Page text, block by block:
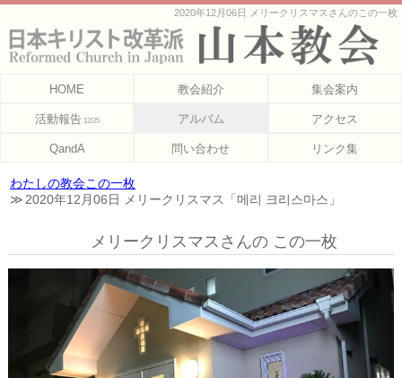
2020年12月06日 メリークリスマスさんのこの一枚
HOME 教会紹介 集会案内
活動報告 12/25 アルバム アクセス
QandA 問い合わせ リンク集
わたしの教会この一枚
2020年12月06日 メリークリスマス「메리 크리스마스」
メリークリスマスさんの この一枚